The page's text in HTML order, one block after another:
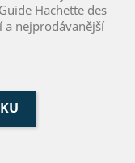
Hachette des
a nejprodávanější